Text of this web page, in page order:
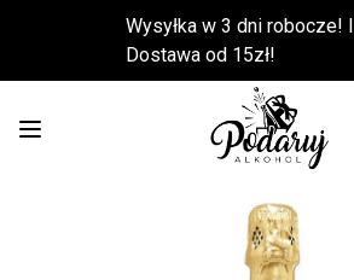
Wysyłka w 3 dni robocze! l
Dostawa od 15zł!